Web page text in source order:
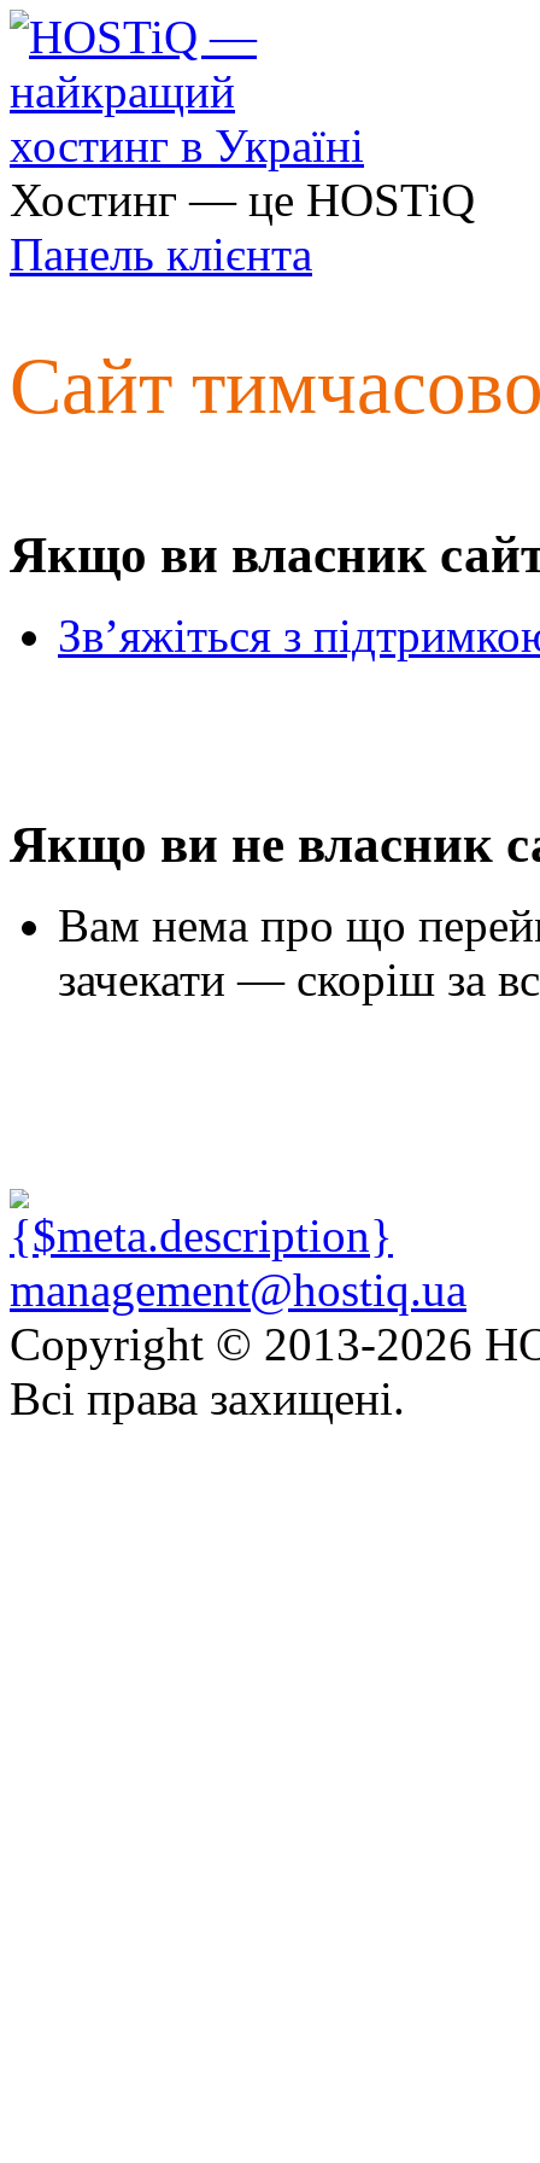
Хостинг — це HOSTiQ
Панель клієнта
Сайт
Якщо ви власник
Зв’яжіться з
Якщо ви не власник
Вам нема про що
зачекати — скоріш за
management@hostiq.ua
Copyright © 2013-2026
Всі права захищені.